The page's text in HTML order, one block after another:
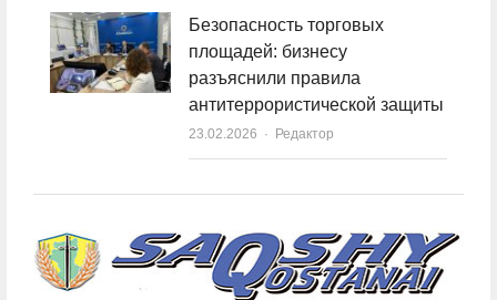
Безопасность торговых
площадей: бизнесу
разъяснили правила
антитеррористической защиты
23.02.2026 Author
Редактор